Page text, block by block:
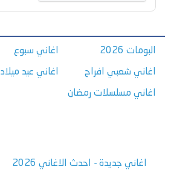
البومات 2026
اغاني شعبي افراح
اغاني مسلسلات رمضان
اغاني سبوع
اغاني عيد ميلاد
اغاني جديدة - احدث الاغاني 2026